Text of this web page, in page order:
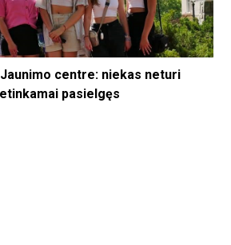
centre: niekas neturi
pasielgęs